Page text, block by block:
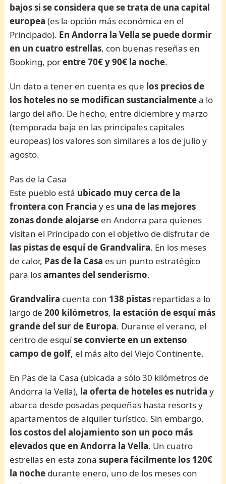
bajos si se considera que se trata de una capital
europea (es la opción más económica en el
Principado). En Andorra la Vella se puede dormir
en un cuatro estrellas, con buenas reseñas en
Booking, porentre 70€ y 90€ la noche.
Un dato a tener en cuenta es que los precios de
los hoteles no se modifican sustancialmentea lo
largo del año. De hecho, entre diciembre y marzo
(temporada baja en las principales capitales
europeas) los valores son similares a los de julio y
agosto.
Pas de la Casa
Este pueblo está ubicado muy cerca de la
frontera con Francia y es una de las mejores
zonas donde alojarse en Andorra para quienes
visitan el Principado con el objetivo de disfrutar de
las pistas de esquí de Grandvalira. En los meses
de calor, Pas de la Casa es un punto estratégico
para losamantes del senderismo.
Grandvalira cuenta con 138 pistas repartidas a lo
largo de200 kilómetros, la estación de esquí más
grande del sur de Europa. Durante el verano, el
centro de esquíse convierte en un extenso
campo de golf, el más alto del Viejo Continente.
En Pas de la Casa (ubicada a sólo 30 kilómetros de
Andorra la Vella), la oferta de hoteles es nutrida y
abarca desde posadas pequeñas hasta resorts y
apartamentos de alquiler turístico. Sin embargo,
los costos del alojamiento son un poco más
elevados que en Andorra la Vella. Un cuatro
estrellas en esta zonasupera fácilmente los 120€
la noche durante enero, uno de los meses con